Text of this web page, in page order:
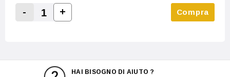
Decrease Quantity:
-
Increase Quantity:
+ Compra
HAI BISOGNO DI AIUTO ?